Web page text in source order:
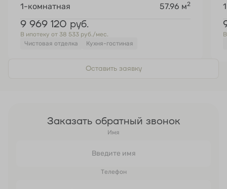
1-комнатная 57.96 м2
9 969 120 руб.
В ипотеку от 38 533 руб./мес.
Чистовая отделка
Кухня-гостиная
Оставить заявку
Заказать обратный звонок
Имя
Телефон